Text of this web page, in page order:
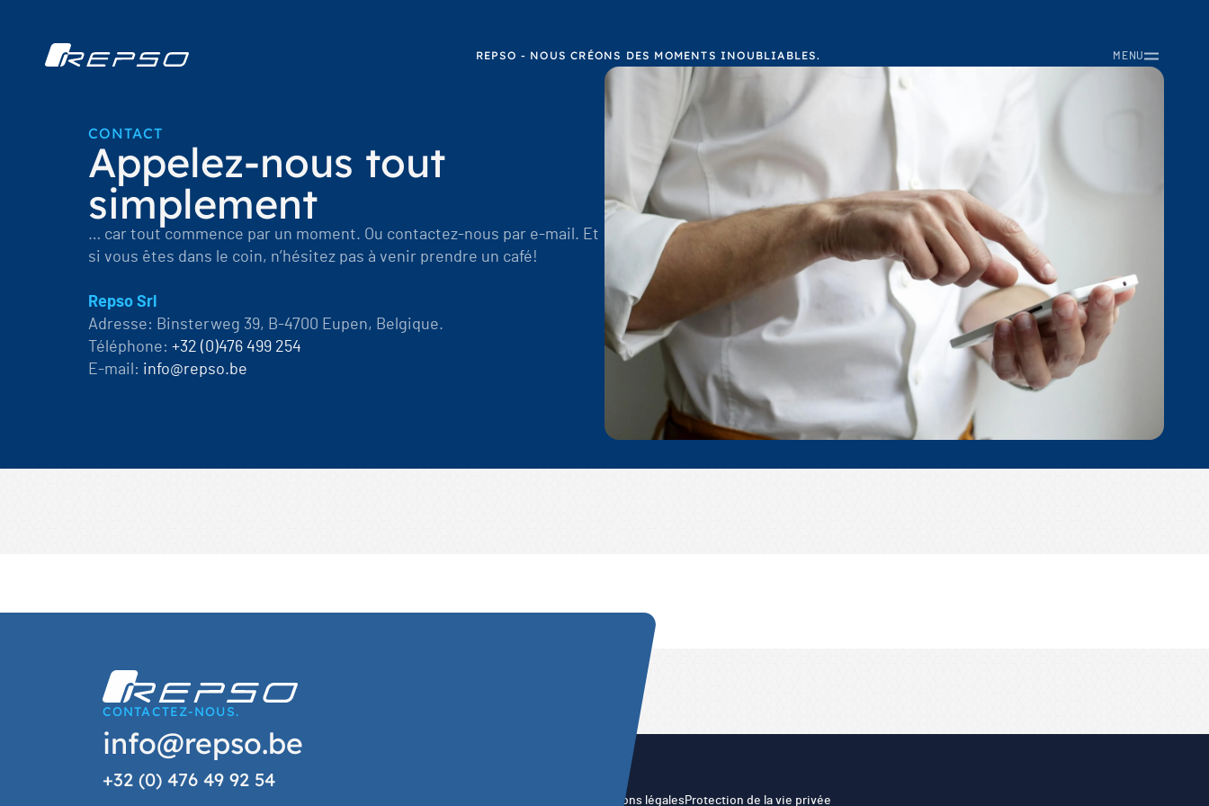
REPSO - NOUS CRÉONS DES MOMENTS INOUBLIABLES. MENU
CONTACT
Appelez-nous tout
simplement
… car tout commence par un moment. Ou contactez-nous par e-mail. Et
si vous êtes dans le coin, n’hésitez pas à venir prendre un café!
Repso Srl
Adresse: Binsterweg 39, B-4700 Eupen, Belgique.
Téléphone: +32 (0)476 499 254
E-mail: info@repso.be
CONTACTEZ-NOUS.
info@repso.be
+32 (0) 476 49 92 54
Mentions légalesProtection de la vie privée